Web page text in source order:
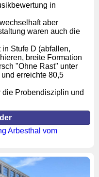
in
aber
waren auch die
Stufe D (abfallen,
breite Formation
"Ohne Rast" unter
erreichte 80,5
Probendisziplin und
Arbesthal vom